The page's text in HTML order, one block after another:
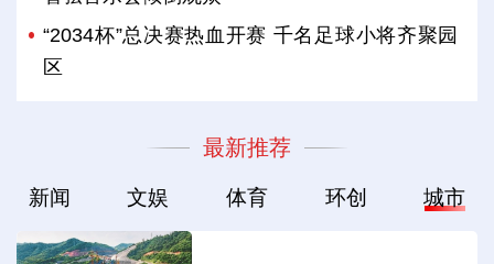
“2034杯”总决赛热血开赛 千名足球小将齐聚园
区
最新推荐
新闻 文娱 体育 环创 城市